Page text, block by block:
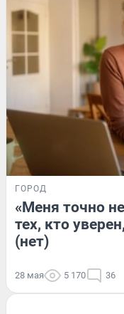
ГОРОД
«Меня точно
тех, кто
(нет)
28 мая 5 170 36